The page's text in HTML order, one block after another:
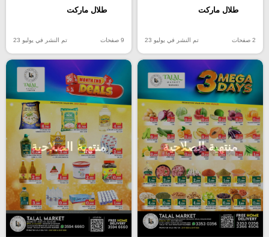
طلال ماركت
2 صفحات تم النشر في يوليو 23
طلال ماركت
9 صفحات تم النشر في يوليو 23
منتهية الصلاحية منتهية الصلاحية